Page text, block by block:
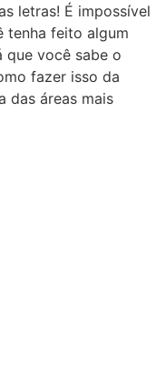
letras! É impossível
tenha feito algum
que você sabe o
fazer isso da
das áreas mais